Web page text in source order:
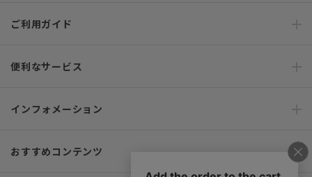
ご利用ガイド
便利なサービス
インフォメーション
おすすめコンテンツ